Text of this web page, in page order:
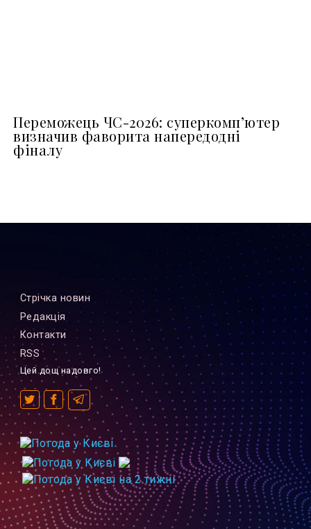
Переможець ЧС-2026: суперкомп’ютер
визначив фаворита напередодні
фіналу
Стрiчка новин
Редакцiя
Контакти
RSS
Цей дощ надовго!